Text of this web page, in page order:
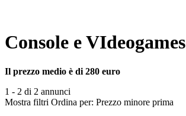
Console e VIdeogames
Il prezzo medio è di 280 euro
1 - 2 di 2 annunci
Mostra filtri Ordina per: Prezzo minore prima